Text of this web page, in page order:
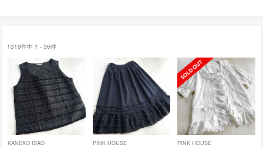
1319件中 1 - 36件
KANEKO ISAO PINK HOUSE PINK HOUSE